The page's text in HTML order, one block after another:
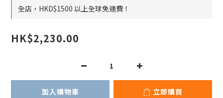
全店，HKD$1500 以上全球免運費！
HK$2,230.00
加入購物車 立即購買